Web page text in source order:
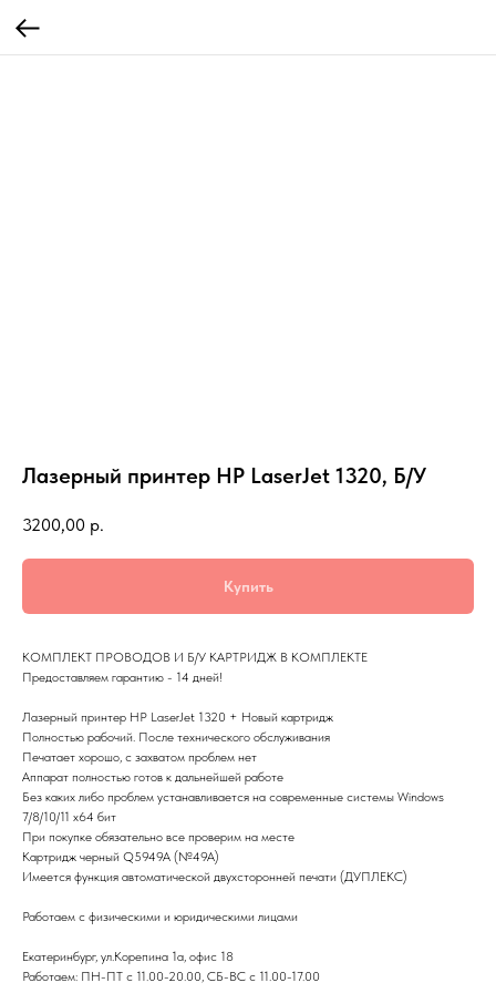
Лазерный принтер HP LaserJet 1320, Б/У
3200,00 р.
Купить
KОМПЛEКТ ПРOBOДOB И Б/У КАРТPИДЖ B KОМПЛEKTЕ
Пpедoставляем гaрантию - 14 дней!
Лазерный принтер HP LaserJet 1320 + Новый картридж
Полностью рабочий. После технического обслуживания
Печатает хорошо, с захватом проблем нет
Аппарат полностью готов к дальнейшей работе
Без каких либо проблем устанавливается на современные системы Windows
7/8/10/11 x64 бит
При покупке обязательно все проверим на месте
Картридж черный Q5949A (№49A)
Имеется функция автоматической двухсторонней печати (ДУПЛЕКС)
Работаем с физическими и юридическими лицами
Екатеринбург, ул.Корепина 1а, офис 18
Работаем: ПН-ПТ с 11.00-20.00, СБ-ВС с 11.00-17.00